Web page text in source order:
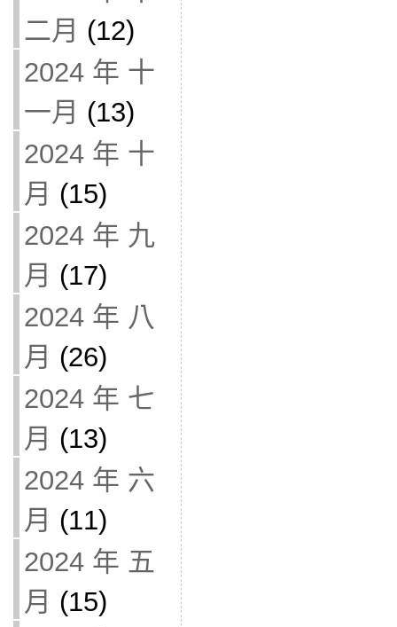
二月 (12)
2024 年 十
一月 (13)
2024 年 十
月 (15)
2024 年 九
月 (17)
2024 年 八
月 (26)
2024 年 七
月 (13)
2024 年 六
月 (11)
2024 年 五
月 (15)